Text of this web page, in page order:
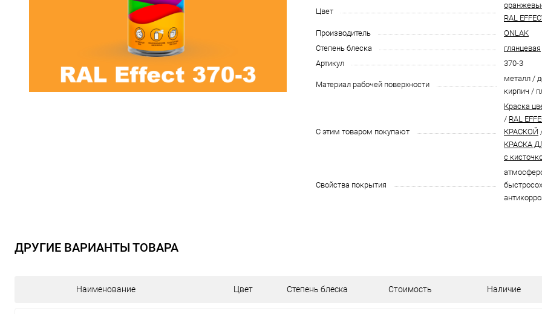
Цвет
RAL
Производитель
ONLAK
Степень блеска
глянцевая
Артикул
370-3
Материал рабочей поверхности
металл /
кирпич /
С этим товаром покупают
Краска
/ RAL
КРАСКОЙ
КРАСКА
с
Свойства покрытия
ДРУГИЕ ВАРИАНТЫ ТОВАРА
Наименование Цвет Степень блеска Стоимость Наличие